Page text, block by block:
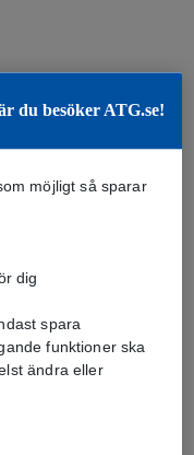
du besöker ATG.se!
möjligt så sparar
dig
spara
funktioner ska
ändra eller